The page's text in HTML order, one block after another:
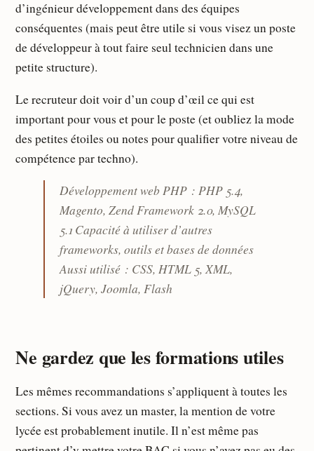
d’ingénieur développement dans des équipes
conséquentes (mais peut être utile si vous visez un poste
de développeur à tout faire seul technicien dans une
petite structure).
Le recruteur doit voir d’un coup d’œil ce qui est
important pour vous et pour le poste (et oubliez la mode
des petites étoiles ou notes pour qualifier votre niveau de
compétence par techno).
Développement web PHP : PHP 5.4,
Magento, Zend Framework 2.0, MySQL
5.1 Capacité à utiliser d’autres
frameworks, outils et bases de données
Aussi utilisé : CSS, HTML 5, XML,
jQuery, Joomla, Flash
Ne gardez que les formations utiles
Les mêmes recommandations s’appliquent à toutes les
sections. Si vous avez un master, la mention de votre
lycée est probablement inutile. Il n’est même pas